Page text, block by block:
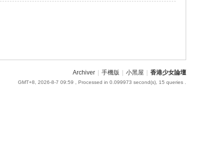
Archiver 手機版 小黑屋 香港少女論壇
GMT+8, 2026-8-7 09:59 , Processed in 0.099973 second(s), 15 queries .